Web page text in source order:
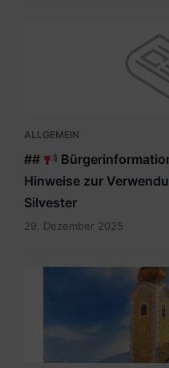
ALLGEMEIN
##
Hinweise zur
Silvester
29. Dezember 2025